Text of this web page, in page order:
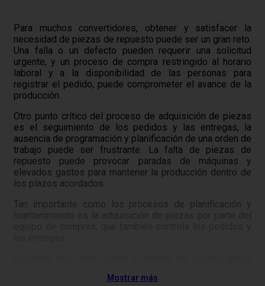
Para muchos convertidores, obtener y satisfacer la
necesidad de piezas de repuesto puede ser un gran reto.
Una falla o un defecto pueden requerir una solicitud
urgente, y un proceso de compra restringido al horario
laboral y a la disponibilidad de las personas para
registrar el pedido, puede comprometer el avance de la
producción.
Otro punto crítico del proceso de adquisición de piezas
es el seguimiento de los pedidos y las entregas, la
ausencia de programación y planificación de una orden de
trabajo puede ser frustrante. La falta de piezas de
repuesto puede provocar paradas de máquinas y
elevados gastos para mantener la producción dentro de
los plazos acordados.
Tan importante como los procesos de planificación y
muchos convertidores de tissue.
Mostrar más